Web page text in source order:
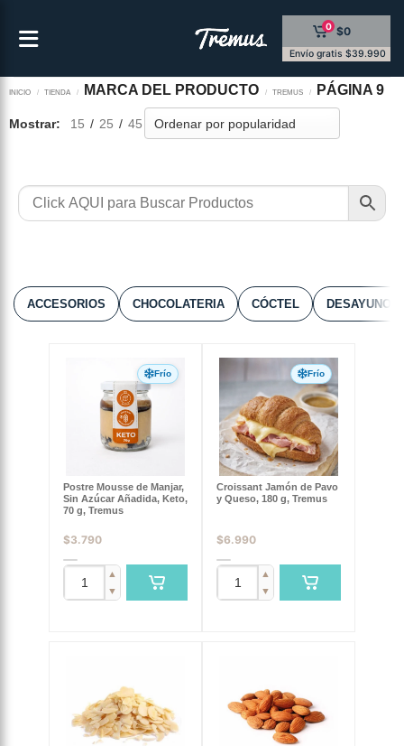
0 $0
Envío gratis $39.990
INICIO / TIENDA / MARCA DEL PRODUCTO / TREMUS / PÁGINA 9
Mostrar: 15 / 25 / 45
ACCESORIOS CHOCOLATERIA CÓCTEL DESAYUNOS
Frío
Postre Mousse de Manjar,
Sin Azúcar Añadida, Keto,
70 g, Tremus
$3.790
▲
▼
Frío
Croissant Jamón de Pavo
y Queso, 180 g, Tremus
$6.990
▲
▼